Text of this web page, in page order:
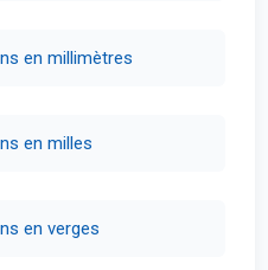
en millimètres
en milles
en verges